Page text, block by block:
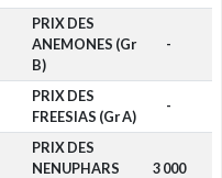
PRIX DES
ANEMONES (Gr
B)
-
PRIX DES
FREESIAS (Gr A)
-
PRIX DES
NENUPHARS
3 000